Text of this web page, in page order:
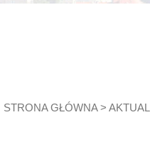
STRONA GŁÓWNA>